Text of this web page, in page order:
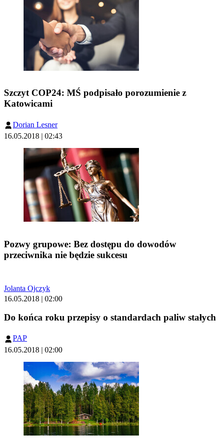
Szczyt COP24: MŚ podpisało porozumienie z
Katowicami
Dorian Lesner
16.05.2018 | 02:43
Pozwy grupowe: Bez dostępu do dowodów
przeciwnika nie będzie sukcesu
Jolanta Ojczyk
16.05.2018 | 02:00
Do końca roku przepisy o standardach paliw stałych
PAP
16.05.2018 | 02:00